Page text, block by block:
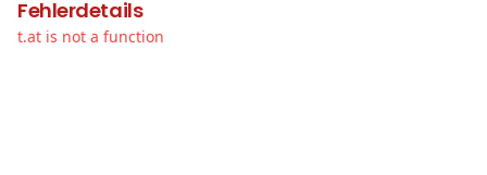
Fehlerdetails
t.at is not a function